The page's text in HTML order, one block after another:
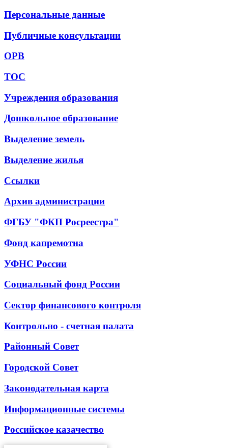
Персональные данные
Публичные консультации
ОРВ
ТОС
Учреждения образования
Дошкольное образование
Выделение земель
Выделение жилья
Ссылки
Архив администрации
ФГБУ "ФКП Росреестра"
Фонд капремотна
УФНС России
Социальный фонд России
Сектор финансового контроля
Контрольно - счетная палата
Районный Совет
Городской Совет
Законодательная карта
Информационные системы
Российское казачество